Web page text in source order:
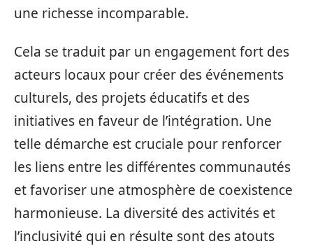
une richesse incomparable.
Cela se traduit par un engagement fort des
acteurs locaux pour créer des événements
culturels, des projets éducatifs et des
initiatives en faveur de l’intégration. Une
telle démarche est cruciale pour renforcer
les liens entre les différentes communautés
et favoriser une atmosphère de coexistence
harmonieuse. La diversité des activités et
l’inclusivité qui en résulte sont des atouts